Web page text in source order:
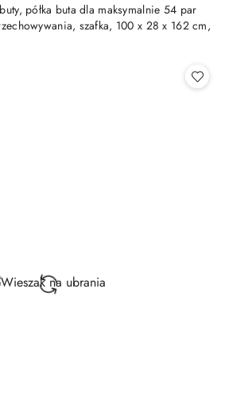
półka buta dla maksymalnie 54 par
szafka, 100 x 28 x 162 cm,